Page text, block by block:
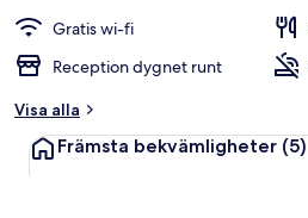
Gratis wi-fi
Reception dygnet runt
Visa alla
Främsta bekvämligheter (5)